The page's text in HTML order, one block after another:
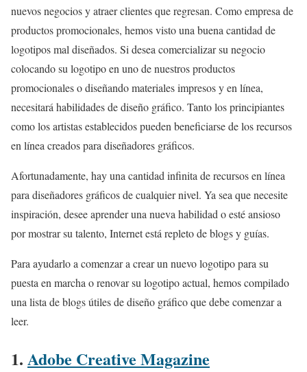
nuevos negocios y atraer clientes que regresan. Como empresa de
productos promocionales, hemos visto una buena cantidad de
logotipos mal diseñados. Si desea comercializar su negocio
colocando su logotipo en uno de nuestros productos
promocionales o diseñando materiales impresos y en línea,
necesitará habilidades de diseño gráfico. Tanto los principiantes
como los artistas establecidos pueden beneficiarse de los recursos
en línea creados para diseñadores gráficos.
Afortunadamente, hay una cantidad infinita de recursos en línea
para diseñadores gráficos de cualquier nivel. Ya sea que necesite
inspiración, desee aprender una nueva habilidad o esté ansioso
por mostrar su talento, Internet está repleto de blogs y guías.
Para ayudarlo a comenzar a crear un nuevo logotipo para su
puesta en marcha o renovar su logotipo actual, hemos compilado
una lista de blogs útiles de diseño gráfico que debe comenzar a
leer.
1. Adobe Creative Magazine